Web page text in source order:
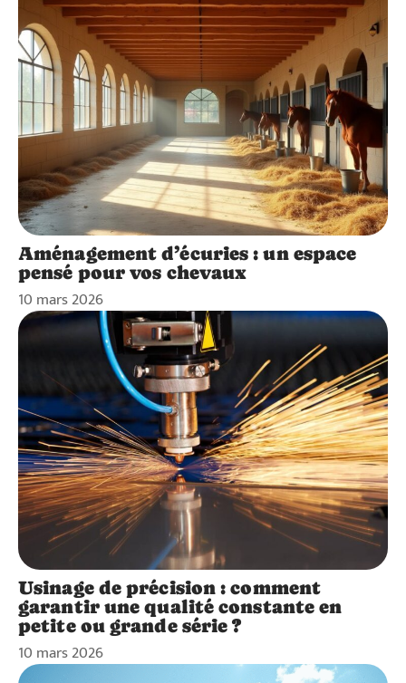
Aménagement d’écuries : un espace
pensé pour vos chevaux
10 mars 2026
Usinage de précision : comment
garantir une qualité constante en
petite ou grande série ?
10 mars 2026